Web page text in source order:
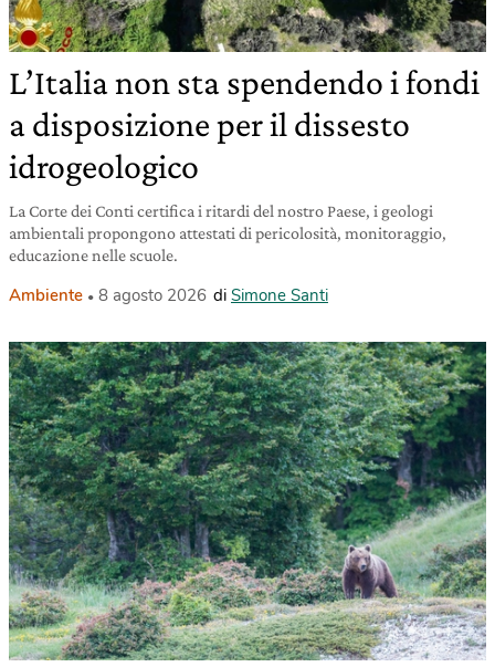
L’Italia non sta spendendo i fondi
a disposizione per il dissesto
idrogeologico
La Corte dei Conti certifica i ritardi del nostro Paese, i geologi
ambientali propongono attestati di pericolosità, monitoraggio,
educazione nelle scuole.
Ambiente 8 agosto 2026 di Simone Santi